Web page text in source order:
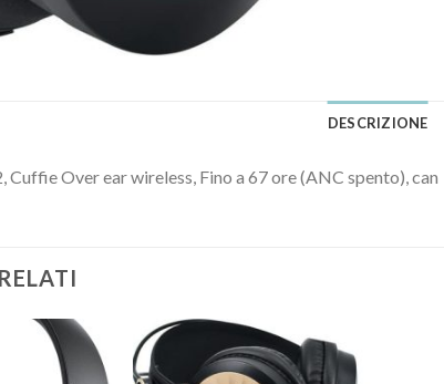
DESCRIZIONE
Cuffie Over ear wireless, Fino a 67 ore (ANC spento), can